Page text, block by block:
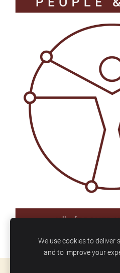
We use cookies to deliver
and to improve your